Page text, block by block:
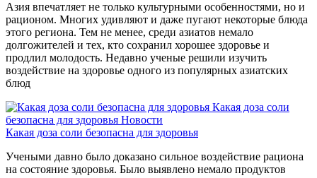
Азия впечатляет не только культурными особенностями, но и
рационом. Многих удивляют и даже пугают некоторые блюда
этого региона. Тем не менее, среди азиатов немало
долгожителей и тех, кто сохранил хорошее здоровье и
продлил молодость. Недавно ученые решили изучить
воздействие на здоровье одного из популярных азиатских
блюд
Какая доза соли
безопасна для здоровья Новости
Какая доза соли безопасна для здоровья
Учеными давно было доказано сильное воздействие рациона
на состояние здоровья. Было выявлено немало продуктов